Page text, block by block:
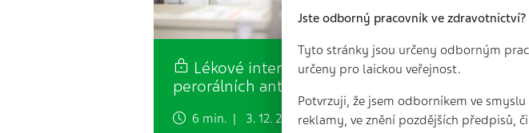
Lékové interakce
perorálních antidiabetik
6 min. | 3. 12. 2023
Významné
5 min. | 6.
Jste odborný pracovník ve zdravotnictví?
Tyto stránky jsou určeny odborným
určeny pro laickou veřejnost.
Potvrzuji, že jsem odborníkem ve smyslu
reklamy, ve znění pozdějších předpisů,